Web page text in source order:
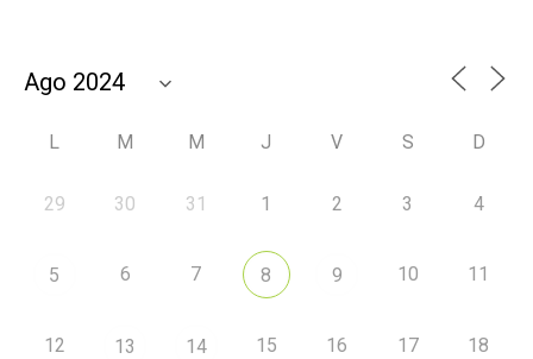
L M M J V S D
29 30 31 1 2 3 4
5 6 7 8 9 10 11
12 13 14 15 16 17 18